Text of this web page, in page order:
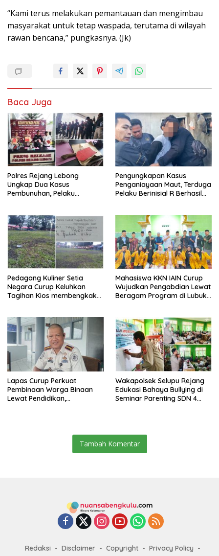
“Kami terus melakukan pemantauan dan mengimbau
masyarakat untuk tetap waspada, terutama di wilayah
rawan bencana,” pungkasnya. (Jk)
Baca Juga
Polres Rejang Lebong
Ungkap Dua Kasus
Pembunuhan, Pelaku
Pengungkapan Kasus
Penganiayaan Maut, Terduga
Pelaku Berinisial R Berhasil
Pedagang Kuliner Setia
Negara Curup Keluhkan
Tagihan Kios membengkak
Mahasiswa KKN IAIN Curup
Wujudkan Pengabdian Lewat
Beragam Program di Lubuk
Lapas Curup Perkuat
Pembinaan Warga Binaan
Lewat Pendidikan,
Wakapolsek Selupu Rejang
Edukasi Bahaya Bullying di
Seminar Parenting SDN 4
Tambah Komentar
Redaksi Disclaimer Copyright
Privacy Policy